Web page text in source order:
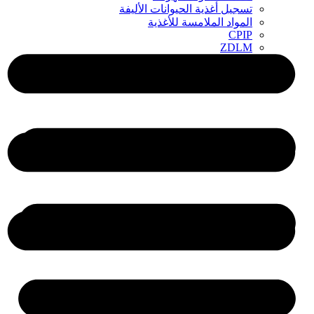
تسجيل أغذية الحيوانات الأليفة
المواد الملامسة للأغذية
CPIP
ZDLM